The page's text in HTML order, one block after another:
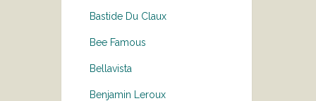
Bastide Du Claux
Bee Famous
Bellavista
Benjamin Leroux